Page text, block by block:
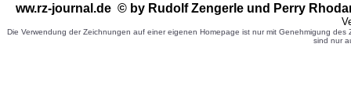
ww.rz-journal.de © by Rudolf Zengerle und Perry
Die Verwendung der Zeichnungen auf einer eigenen Homepage ist nur mit Genehmigung
sind nur